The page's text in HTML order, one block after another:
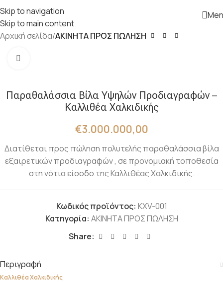
Skip to navigation
Skip to main content
Αρχική σελίδα ΑΚΙΝΗΤΑ ΠΡΟΣ ΠΩΛΗΣΗ
Παραθαλάσσια Βίλα Υψηλών Προδιαγραφών –
Καλλιθέα Χαλκιδικής
€3.000.000,00
Διατίθεται προς πώληση πολυτελής παραθαλάσσια βίλα
εξαιρετικών προδιαγραφών , σε προνομιακή τοποθεσία
στη νότια είσοδο της Καλλιθέας Χαλκιδικής.
Κωδικός προϊόντος: KXV-001
Κατηγορία: ΑΚΙΝΗΤΑ ΠΡΟΣ ΠΩΛΗΣΗ
Share:
Περιγραφή
Καλλιθέα Χαλκιδικής